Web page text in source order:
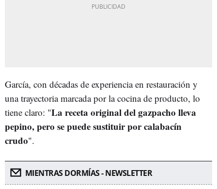
García, con décadas de experiencia en restauración y
una trayectoria marcada por la cocina de producto, lo
tiene claro: "La receta original del gazpacho lleva
pepino, pero se puede sustituir por calabacín
crudo".
MIENTRAS DORMÍAS - NEWSLETTER